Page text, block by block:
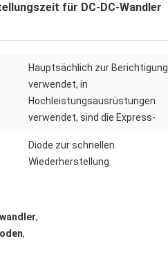
für DC-DC-Wandler
Hauptsächlich zur Berichtigung
verwendet, in
Hochleistungsausrüstungen
verwendet, sind die Express-
Diode zur schnellen
Wiederherstellung
,
,